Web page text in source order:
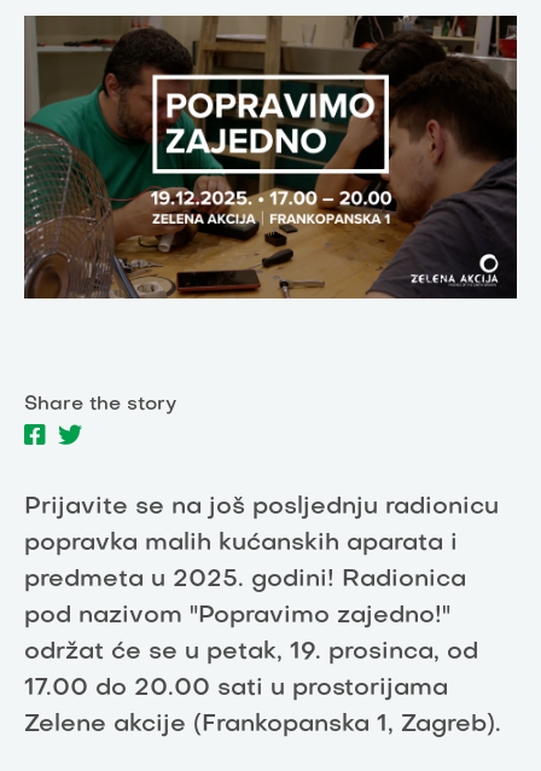
Share the story
Prijavite se na još posljednju radionicu
popravka malih kućanskih aparata i
predmeta u 2025. godini! Radionica
pod nazivom "Popravimo zajedno!"
održat će se u petak, 19. prosinca, od
17.00 do 20.00 sati u prostorijama
Zelene akcije (Frankopanska 1, Zagreb).